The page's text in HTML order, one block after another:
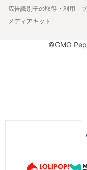
広告識別子の取得・利用
メディアキット
©GMO